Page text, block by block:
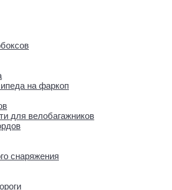
на фаркоп
для велобагажников
снаряжения